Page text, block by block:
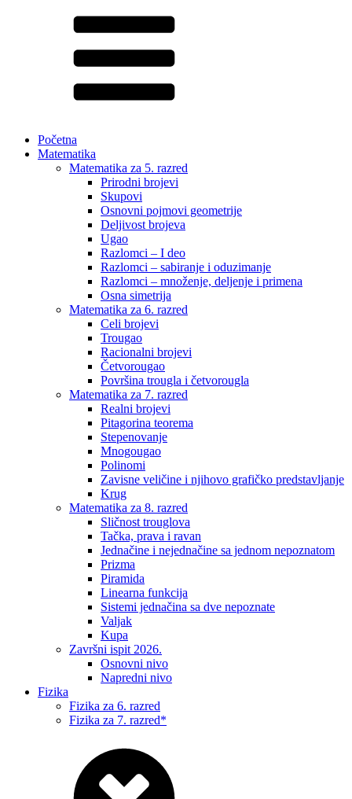
Početna
Matematika
Matematika za 5. razred
Prirodni brojevi
Skupovi
Osnovni pojmovi geometrije
Deljivost brojeva
Ugao
Razlomci – I deo
Razlomci – sabiranje i oduzimanje
Razlomci – množenje, deljenje i primena
Osna simetrija
Matematika za 6. razred
Celi brojevi
Trougao
Racionalni brojevi
Četvorougao
Površina trougla i četvorougla
Matematika za 7. razred
Realni brojevi
Pitagorina teorema
Stepenovanje
Mnogougao
Polinomi
Zavisne veličine i njihovo grafičko predstavljanje
Krug
Matematika za 8. razred
Sličnost trouglova
Tačka, prava i ravan
Jednačine i nejednačine sa jednom nepoznatom
Prizma
Piramida
Linearna funkcija
Sistemi jednačina sa dve nepoznate
Valjak
Kupa
Završni ispit 2026.
Osnovni nivo
Napredni nivo
Fizika
Fizika za 6. razred
Fizika za 7. razred*